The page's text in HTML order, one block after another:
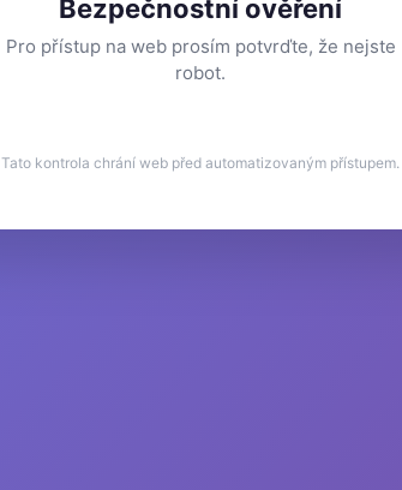
Bezpečnostní ověření
Pro přístup na web prosím potvrďte, že nejste
robot.
Tato kontrola chrání web před automatizovaným přístupem.